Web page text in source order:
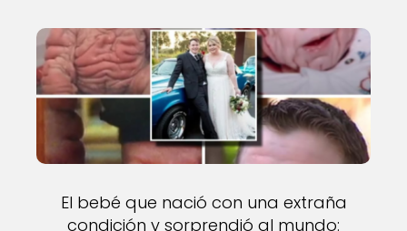
El bebé que nació con una extraña
condición y sorprendió al mundo: